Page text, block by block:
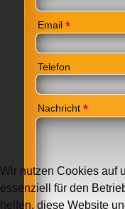
Email *
Telefon
Nachricht *
Wir nutzen Cookies auf
essenziell für den
helfen, diese Website